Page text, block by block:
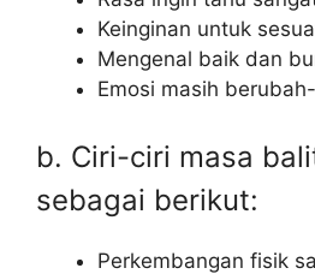
Keinginan untuk
Mengenal baik dan
Emosi masih
b. Ciri-ciri masa
sebagai berikut:
Perkembangan fisik